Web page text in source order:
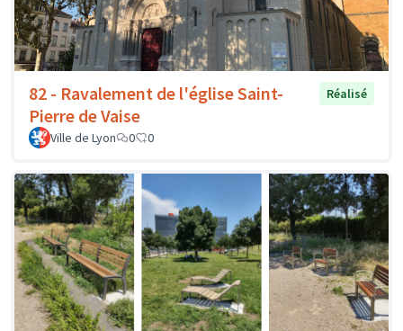
82 - Ravalement de l'église Saint-
Pierre de Vaise
Réalisé
Ville de Lyon 0 0